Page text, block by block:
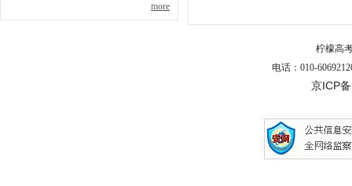
more
柠檬高
电话：010-
京ICP